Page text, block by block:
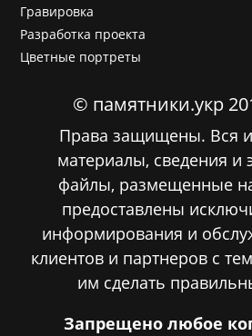
Гравировка
Разработка проекта
Цветные портреты
© памятники.укр
Права защищены. Вся
материалы, сведения и
файлы, размещенные
предоставлены
информирования и
клиентов и партнеров с
им сделать
Запрещено любое